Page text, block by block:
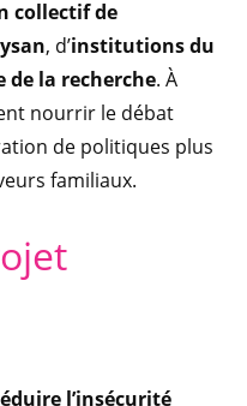
collectif de
, d’institutions du
de la recherche. À
nourrir le débat
de politiques plus
familiaux.
éduire l’insécurité